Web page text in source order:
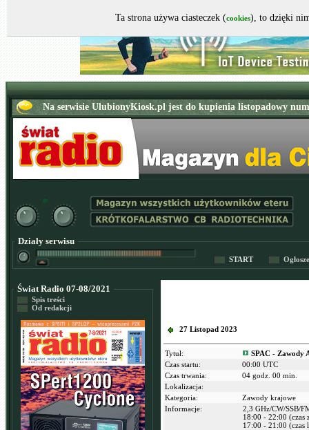
Działy serwisu
START
Świat Radio 07-08/2021
Spis treści
Od redakcji
27 Listopad 2023
Tytuł:
SPAC - Zawody
Czas startu:
00:00 UTC
Czas trwania:
04 godz. 00 min.
Lokalizacja:
Kategoria:
Zawody krajowe
Informacje:
2,3 GHz/CW/SSB/
18:00 - 22:00 (czas
17:00 - 21:00 (czas
Ta strona używa ciasteczek (cookies), to dzięki